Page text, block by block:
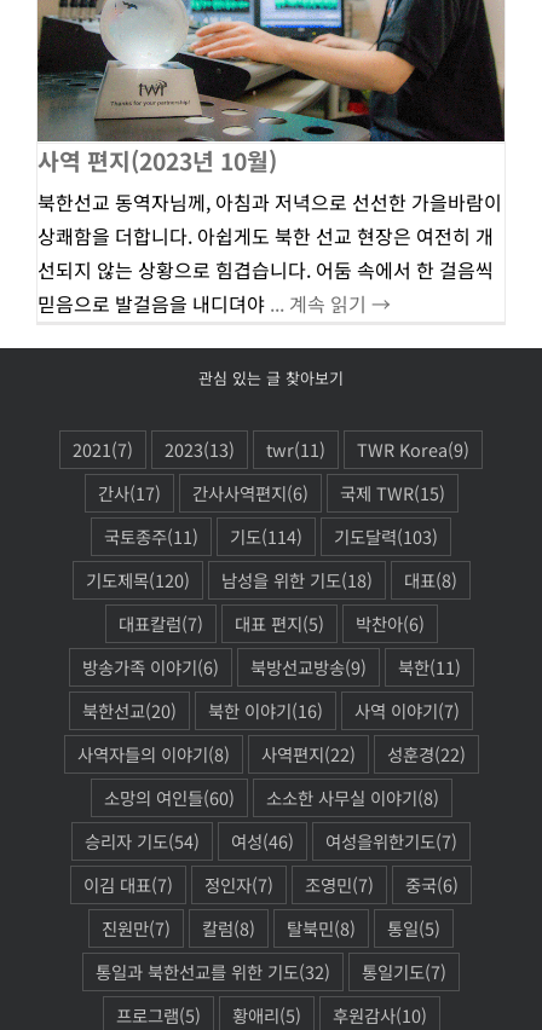
사역 편지(2023년 10월)
북한선교 동역자님께, 아침과 저녁으로 선선한 가을바람이
상쾌함을 더합니다. 아쉽게도 북한 선교 현장은 여전히 개
선되지 않는 상황으로 힘겹습니다. 어둠 속에서 한 걸음씩
믿음으로 발걸음을 내디뎌야 ... 계속 읽기 →
관심 있는 글 찾아보기
2021(7) 2023(13) twr(11) TWR Korea(9)
간사(17) 간사사역편지(6) 국제 TWR(15)
국토종주(11) 기도(114) 기도달력(103)
기도제목(120) 남성을 위한 기도(18) 대표(8)
대표칼럼(7) 대표 편지(5) 박찬아(6)
방송가족 이야기(6) 북방선교방송(9) 북한(11)
북한선교(20) 북한 이야기(16) 사역 이야기(7)
사역자들의 이야기(8) 사역편지(22) 성훈경(22)
소망의 여인들(60) 소소한 사무실 이야기(8)
승리자 기도(54) 여성(46) 여성을위한기도(7)
이김 대표(7) 정인자(7) 조영민(7) 중국(6)
진원만(7) 칼럼(8) 탈북민(8) 통일(5)
통일과 북한선교를 위한 기도(32) 통일기도(7)
프로그램(5) 황애리(5) 후원감사(10)